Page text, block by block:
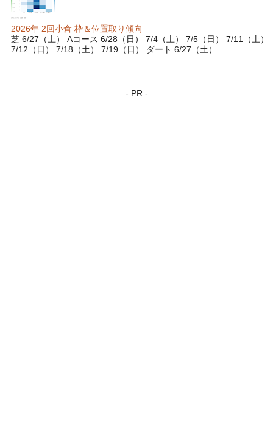
2026年 2回小倉 枠＆位置取り傾向
芝 6/27（土） Aコース 6/28（日） 7/4（土） 7/5（日） 7/11（土）
7/12（日） 7/18（土） 7/19（日） ダート 6/27（土） ...
- PR -